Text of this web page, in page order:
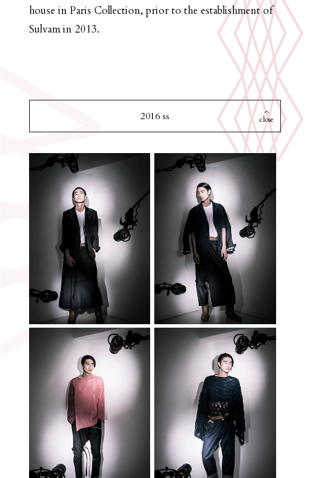
house in Paris Collection, prior to the establishment of
Sulvam in 2013.
2016 ss close